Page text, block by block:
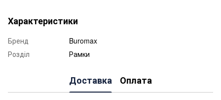
Характеристики
Бренд
Buromax
Розділ
Рамки
Доставка Оплата